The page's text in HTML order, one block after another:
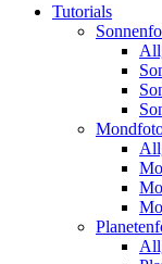
Tutorials